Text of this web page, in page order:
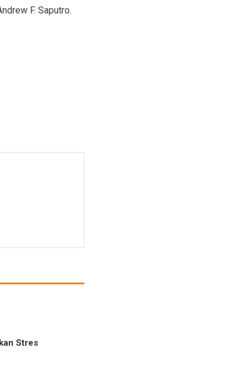
F. Saputro.
Stres